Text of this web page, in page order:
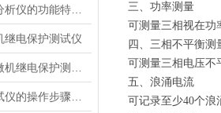
继电保护测试仪
三、功率测量
可测量三相视在功
四、三相不平衡测
可测量三相电压不
五、浪涌电流
可记录至少40个浪